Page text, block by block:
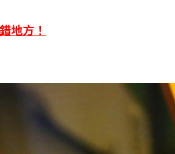
地方！